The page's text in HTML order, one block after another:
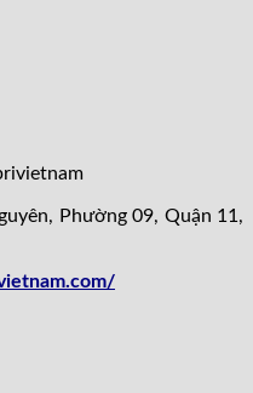
Phường 09, Quận 11,